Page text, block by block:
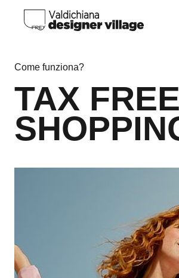
TAX FREE
Come funziona?